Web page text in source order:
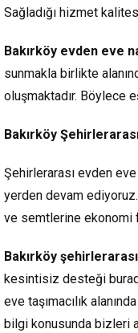
Sağladığı hizmet
Bakırköy evden eve
sunmakla birlikte
oluşmaktadır. Böylece
Bakırköy
Şehirlerarası evden
yerden devam
ve semtlerine ekonomi
Bakırköy
kesintisiz desteği
eve taşımacılık
bilgi konusunda bizleri